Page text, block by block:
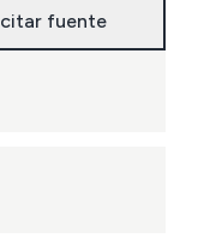
citar fuente